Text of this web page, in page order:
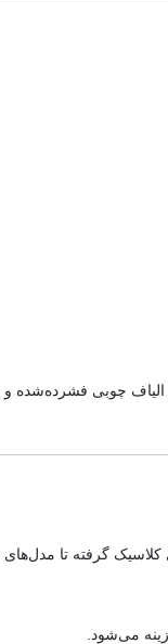
الیاف چوبی
گرفته تا
می‌شود.